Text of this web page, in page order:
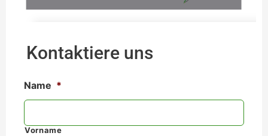
Kontaktiere uns
Name *
Vorname